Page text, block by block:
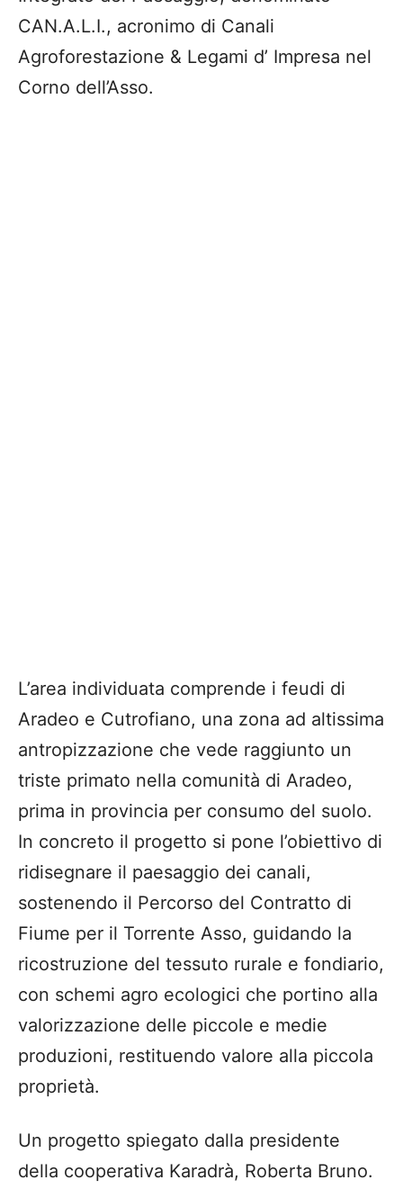
CAN.A.L.I., acronimo di Canali
Agroforestazione & Legami d’ Impresa nel
Corno dell’Asso.
L’area individuata comprende i feudi di
Aradeo e Cutrofiano, una zona ad altissima
antropizzazione che vede raggiunto un
triste primato nella comunità di Aradeo,
prima in provincia per consumo del suolo.
In concreto il progetto si pone l’obiettivo di
ridisegnare il paesaggio dei canali,
sostenendo il Percorso del Contratto di
Fiume per il Torrente Asso, guidando la
ricostruzione del tessuto rurale e fondiario,
con schemi agro ecologici che portino alla
valorizzazione delle piccole e medie
produzioni, restituendo valore alla piccola
proprietà.
Un progetto spiegato dalla presidente
della cooperativa Karadrà, Roberta Bruno.